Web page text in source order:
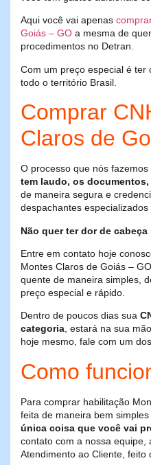
Aqui você vai apenas
Goiás – GO a mesma de
procedimentos no Detran.
Com um preço especial é ter
todo o território Brasil.
Comprar
Claros de
O processo que nós fazemos
tem laudo, os
de maneira segura e
despachantes especializados
Não quer ter dor de cabeça
Entre em contato hoje
Montes Claros de Goiás –
quente de maneira simples,
preço especial e rápido.
Dentro de poucos dias sua
categoria, estará na sua
hoje mesmo, fale com um
Como
Para comprar habilitação
feita de maneira bem
única coisa que você vai
contato com a nossa equipe,
Atendimento ao Cliente, feito